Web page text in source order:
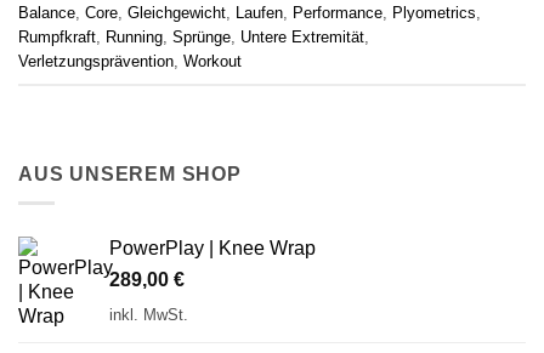
Balance, Core, Gleichgewicht, Laufen, Performance, Plyometrics,
Rumpfkraft, Running, Sprünge, Untere Extremität,
Verletzungsprävention, Workout
AUS UNSEREM SHOP
PowerPlay | Knee Wrap
289,00 €
inkl. MwSt.